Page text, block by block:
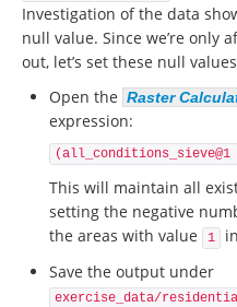
Investigation of the data
null value. Since we’re only
out, let’s set these null
Open the Raster
expression:
This will maintain all
setting the negative
the areas with value
1
Save the output under
exercise_data/